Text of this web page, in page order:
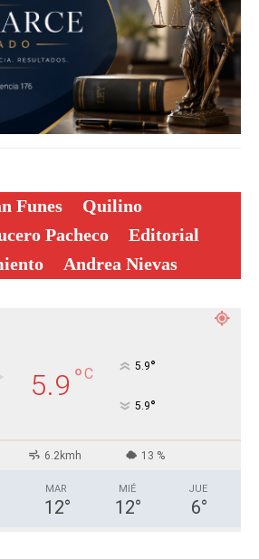
Funes
Quilino
Pacheco
Editorial
Andrea Nievas
5.9 °C 5.9°
5.9°
6.2kmh 13 %
MAR
12°
MIÉ
12°
JUE
6°